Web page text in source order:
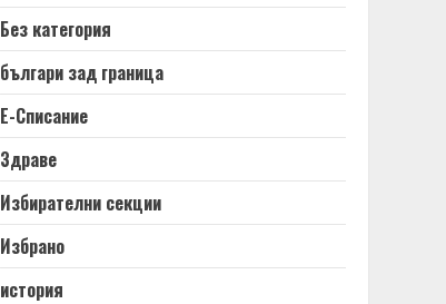
Без категория
българи зад граница
Е-Списание
Здраве
Избирателни секции
Избрано
история